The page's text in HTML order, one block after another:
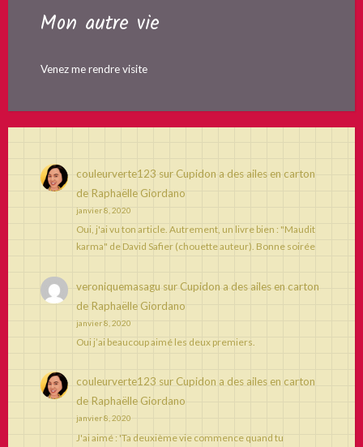
Mon autre vie
Venez me rendre visite
couleurverte123 sur Cupidon a des ailes en carton
de Raphaëlle Giordano
janvier 8, 2020
Oui, j'ai vu ton article. Autrement, un livre bien : "Maudit
karma" de David Safier (chouette auteur). Bonne soirée
veroniquemasagu sur Cupidon a des ailes en carton
de Raphaëlle Giordano
janvier 8, 2020
Oui j’ai beaucoup aimé les deux premiers.
couleurverte123 sur Cupidon a des ailes en carton
de Raphaëlle Giordano
janvier 8, 2020
J'ai aimé : 'Ta deuxième vie commence quand tu